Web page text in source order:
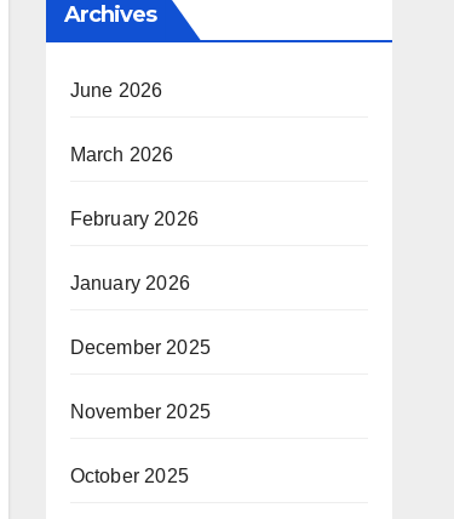
Archives
June 2026
March 2026
February 2026
January 2026
December 2025
November 2025
October 2025